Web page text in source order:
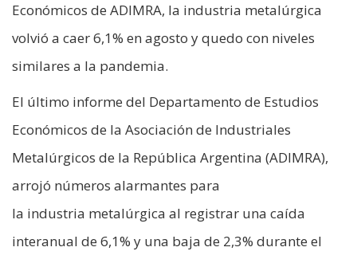
Económicos de ADIMRA, la industria metalúrgica
volvió a caer 6,1% en agosto y quedo con niveles
similares a la pandemia.
El último informe del Departamento de Estudios
Económicos de la Asociación de Industriales
Metalúrgicos de la República Argentina (ADIMRA),
arrojó números alarmantes para
la industria metalúrgica al registrar una caída
interanual de 6,1% y una baja de 2,3% durante el